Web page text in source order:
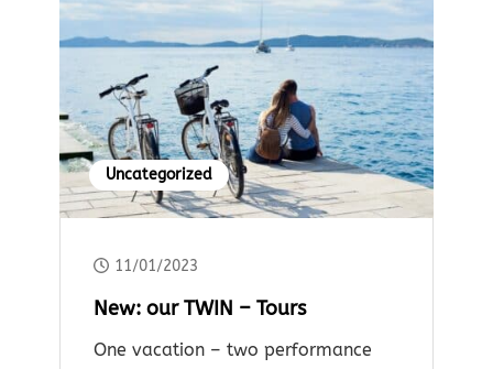
Uncategorized
11/01/2023
New: our TWIN – Tours
One vacation – two performance